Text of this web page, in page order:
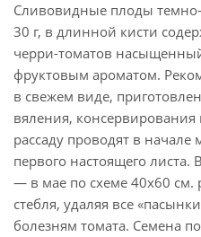
Сливовидные плоды темно-
30 г, в длинной кисти
черри-томатов
фруктовым ароматом.
в свежем виде,
вяления,
рассаду проводят в
первого настоящего
— в мае по схеме 40х60 см.
стебля, удаляя все
болезням томата. Семена